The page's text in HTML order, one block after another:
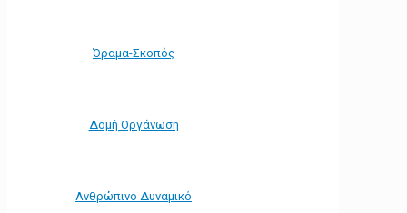
Όραμα-Σκοπός
Δομή Οργάνωση
Ανθρώπινο Δυναμικό